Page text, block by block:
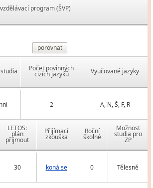
program (ŠVP)
porovnat
Počet povinných
cizích jazyků Vyučované jazyky
2 A, N, Š, F, R
LETOS:
plán
přijmout
Přijímací
zkouška
Roční
školné
Možnost
studia pro
ZP
30 koná se 0 Tělesně